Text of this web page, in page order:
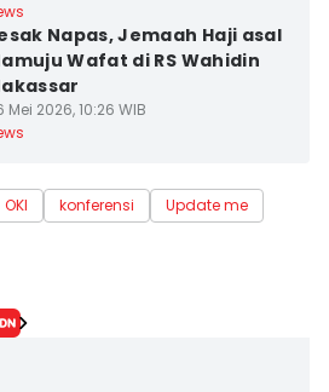
Napas, Jemaah Haji asal
Wafat di RS Wahidin
Mei 2026, 10:26 WIB
OKI konferensi Update me